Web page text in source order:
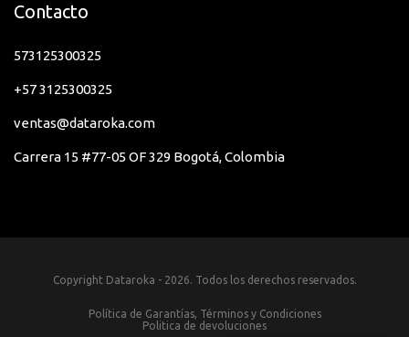
Contacto
573125300325
+57 3125300325
ventas@dataroka.com
Carrera 15 #77-05 OF 329 Bogotá, Colombia
Copyright Dataroka - 2026. Todos los derechos reservados.
Política de Garantías, Términos y Condiciones
Politica de devoluciones